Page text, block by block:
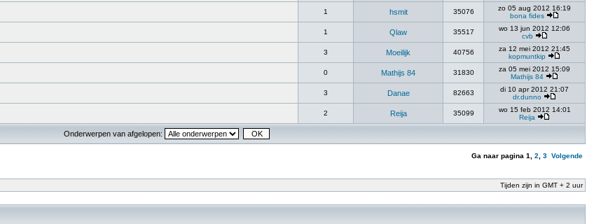
1 hsmit 35076
zo 05 aug 2012 16:19
bona fides
1 Qlaw 35517
wo 13 jun 2012 12:06
cvb
3 Moeilijk 40756
za 12 mei 2012 21:45
kopmuntkip
0 Mathijs 84 31830
za 05 mei 2012 15:09
Mathijs 84
3 Danae 82663
di 10 apr 2012 21:07
dr.dunno
2 Reija 35099
wo 15 feb 2012 14:01
Reija
Onderwerpen van afgelopen:
Ga naar pagina 1 2 3 Volgende
Tijden zijn in GMT + 2 uur